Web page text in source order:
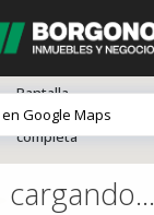
cargando...
Pantalla
completa